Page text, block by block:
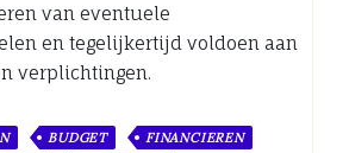
van eventuele
en tegelijkertijd voldoen aan
verplichtingen.
BUDGET
FINANCIEREN